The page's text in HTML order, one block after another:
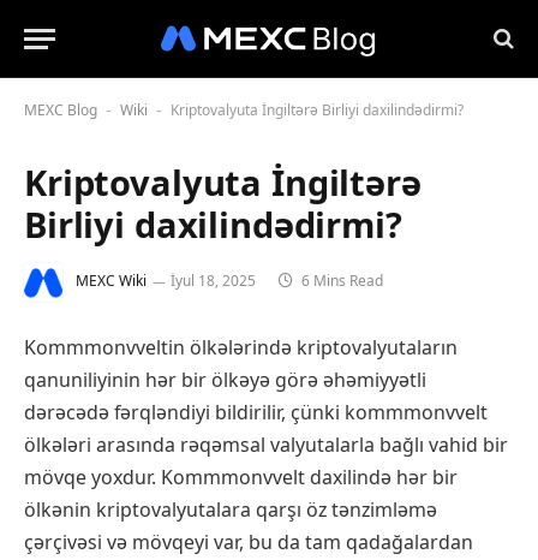
MEXC Blog - Wiki - Kriptovalyuta İngiltərə Birliyi daxilindədirmi?
Kriptovalyuta İngiltərə
Birliyi daxilindədirmi?
MEXC Wiki İyul 18, 2025 6 Mins Read
Kommmonvveltin ölkələrində kriptovalyutaların
qanuniliyinin hər bir ölkəyə görə əhəmiyyətli
dərəcədə fərqləndiyi bildirilir, çünki kommmonvvelt
ölkələri arasında rəqəmsal valyutalarla bağlı vahid bir
mövqe yoxdur. Kommmonvvelt daxilində hər bir
ölkənin kriptovalyutalara qarşı öz tənzimləmə
çərçivəsi və mövqeyi var, bu da tam qadağalardan